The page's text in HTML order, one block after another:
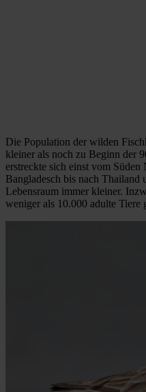
Die Population der wilden
kleiner als noch zu Beginn der
erstreckte sich einst vom
Bangladesch bis nach
Lebensraum immer kleiner.
weniger als 10.000 adulte Tiere